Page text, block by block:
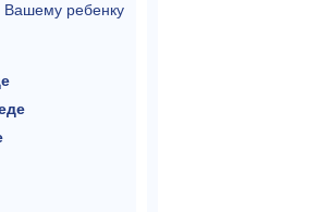
Вашему ребенку